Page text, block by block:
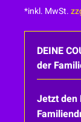
*inkl. MwSt.
DEINE
der
Jetzt den